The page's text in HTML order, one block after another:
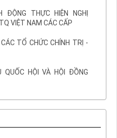
ĐỘNG THỰC HIỆN NGHỊ
VIỆT NAM CÁC CẤP
TỔ CHỨC CHÍNH TRỊ -
HỘI VÀ HỘI ĐỒNG